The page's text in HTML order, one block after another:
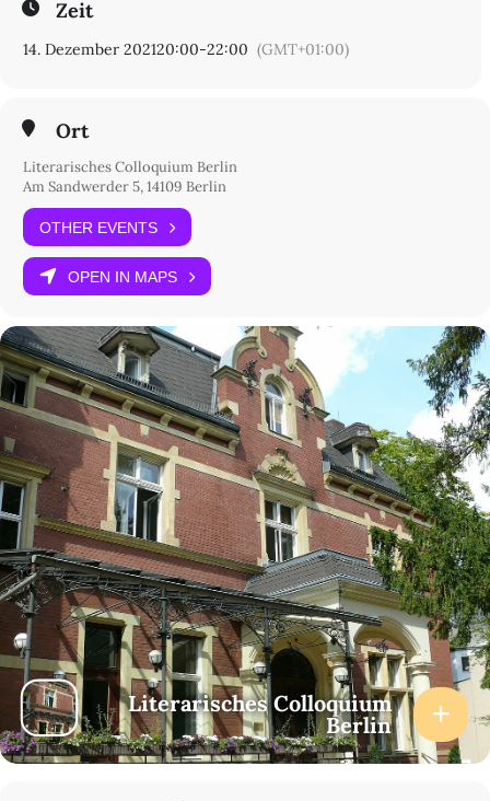
Zeit
14. Dezember 202120:00-22:00 (GMT+01:00)
Ort
Literarisches Colloquium Berlin
Am Sandwerder 5, 14109 Berlin
OTHER EVENTS
OPEN IN MAPS
Literarisches Colloquium
Berlin